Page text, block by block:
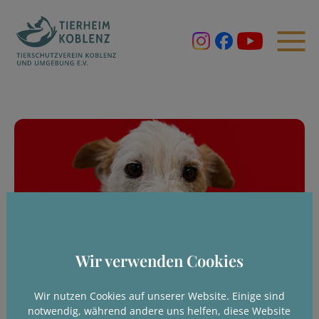
Wir verwenden Cookies
Wir nutzen Cookies auf unserer Website. Einige sind
notwendig, während andere uns helfen, diese Website